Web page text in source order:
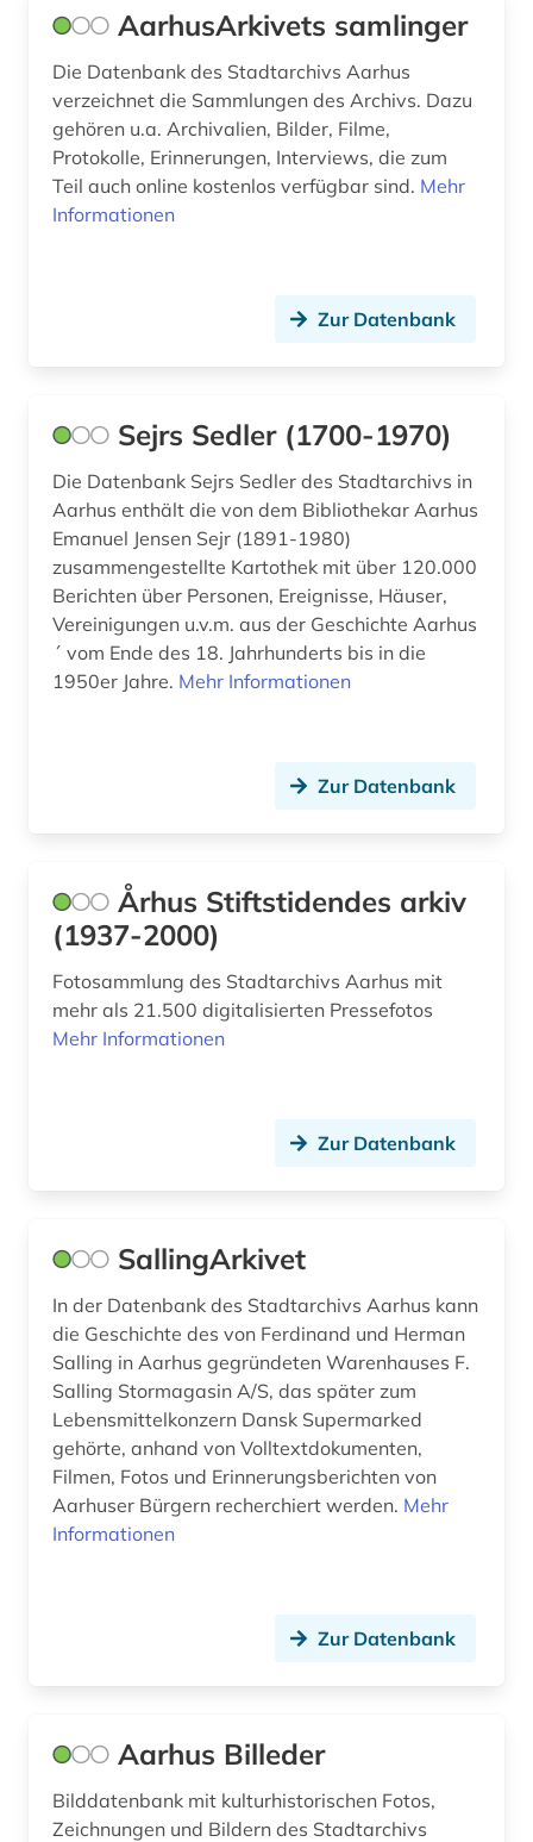
Technik (0)
Werkstoffwissenschaften und
AarhusArkivets samlinger
Die Datenbank des Stadtarchivs Aarhus
verzeichnet die Sammlungen des Archivs. Dazu
gehören u.a. Archivalien, Bilder, Filme,
Protokolle, Erinnerungen, Interviews, die zum
Teil auch online kostenlos verfügbar sind. Mehr
Informationen
Zur Datenbank
Sejrs Sedler (1700-1970)
Die Datenbank Sejrs Sedler des Stadtarchivs in
Aarhus enthält die von dem Bibliothekar Aarhus
Emanuel Jensen Sejr (1891-1980)
zusammengestellte Kartothek mit über 120.000
Berichten über Personen, Ereignisse, Häuser,
Vereinigungen u.v.m. aus der Geschichte Aarhus
´ vom Ende des 18. Jahrhunderts bis in die
1950er Jahre. Mehr Informationen
Zur Datenbank
Århus Stiftstidendes arkiv
(1937-2000)
Fotosammlung des Stadtarchivs Aarhus mit
mehr als 21.500 digitalisierten Pressefotos
Mehr Informationen
Zur Datenbank
SallingArkivet
In der Datenbank des Stadtarchivs Aarhus kann
die Geschichte des von Ferdinand und Herman
Salling in Aarhus gegründeten Warenhauses F.
Salling Stormagasin A/S, das später zum
Lebensmittelkonzern Dansk Supermarked
gehörte, anhand von Volltextdokumenten,
Filmen, Fotos und Erinnerungsberichten von
Aarhuser Bürgern recherchiert werden. Mehr
Informationen
Zur Datenbank
Aarhus Billeder
Bilddatenbank mit kulturhistorischen Fotos,
Zeichnungen und Bildern des Stadtarchivs